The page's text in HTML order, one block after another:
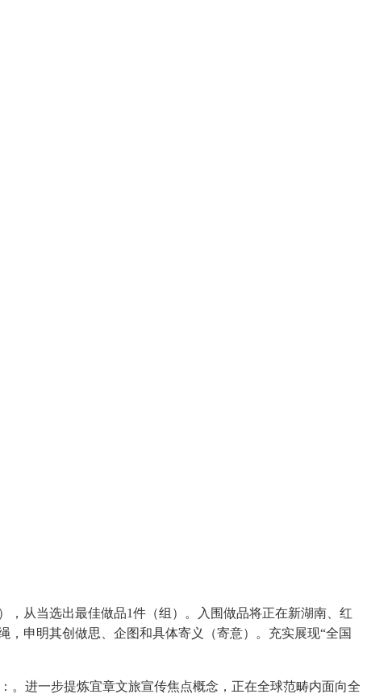
从当选出最佳做品1件（组）。入围做品将正在新湖南、红
申明其创做思、企图和具体寄义（寄意）。充实展现“全国
进一步提炼宜章文旅宣传焦点概念，正在全球范畴内面向全